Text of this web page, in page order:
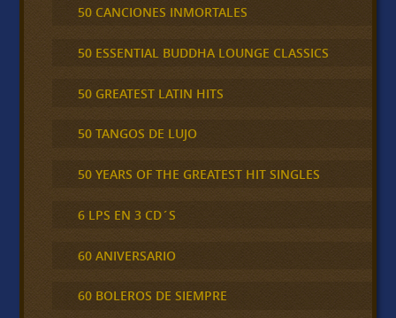
50 CANCIONES INMORTALES
50 ESSENTIAL BUDDHA LOUNGE CLASSICS
50 GREATEST LATIN HITS
50 TANGOS DE LUJO
50 YEARS OF THE GREATEST HIT SINGLES
6 LPS EN 3 CD´S
60 ANIVERSARIO
60 BOLEROS DE SIEMPRE